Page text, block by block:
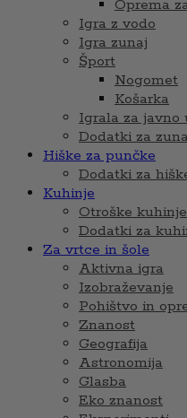
Oprema
Igra z vodo
Igra zunaj
Šport
Nogomet
Košarka
Igrala za javno
Dodatki za
Hiške za punčke
Dodatki za
Kuhinje
Otroške kuhinje
Dodatki za
Za vrtce in šole
Aktivna igra
Izobraževanje
Pohištvo in
Znanost
Geografija
Astronomija
Glasba
Eko znanost